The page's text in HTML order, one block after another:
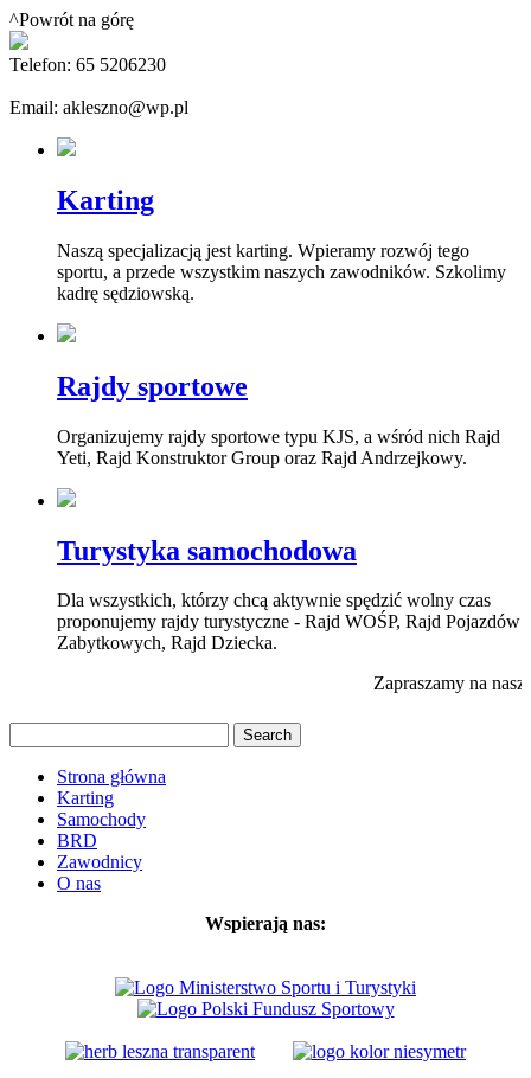
^Powrót na górę
Telefon: 65 5206230
Email: akleszno@wp.pl
Karting
Naszą specjalizacją jest karting. Wpieramy rozwój tego
sportu, a przede wszystkim naszych zawodników. Szkolimy
kadrę sędziowską.
Rajdy sportowe
Organizujemy rajdy sportowe typu KJS, a wśród nich Rajd
Yeti, Rajd Konstruktor Group oraz Rajd Andrzejkowy.
Turystyka samochodowa
Dla wszystkich, którzy chcą aktywnie spędzić wolny czas
proponujemy rajdy turystyczne - Rajd WOŚP, Rajd Pojazdów
Zabytkowych, Rajd Dziecka.
Zapraszamy na
Strona główna
Karting
Samochody
BRD
Zawodnicy
O nas
Wspierają nas: